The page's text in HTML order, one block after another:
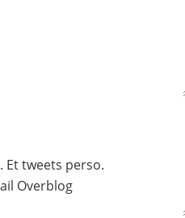
Et tweets perso.
Overblog